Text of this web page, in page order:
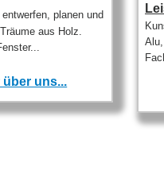
entwerfen, planen und
aus Holz.
über uns...